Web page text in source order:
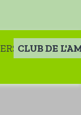
CLUB DE